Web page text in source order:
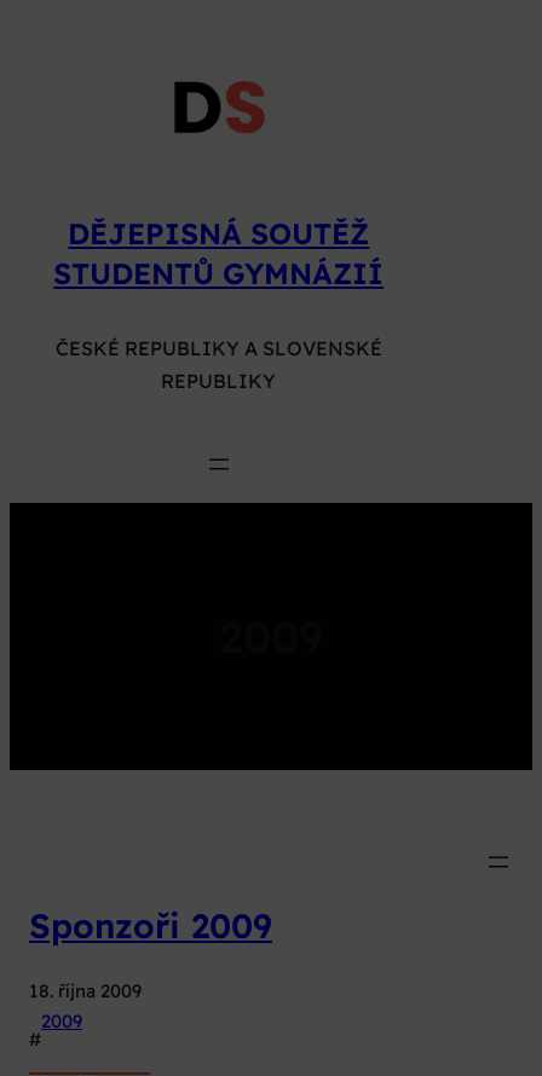
DĚJEPISNÁ SOUTĚŽ
STUDENTŮ GYMNÁZIÍ
ČESKÉ REPUBLIKY A SLOVENSKÉ
REPUBLIKY
Sponzoři 2009
18. října 2009
#
2009